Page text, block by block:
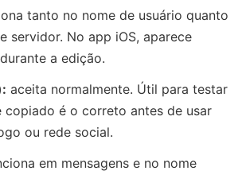
tanto no nome de usuário quanto
servidor. No app iOS, aparece
a edição.
aceita normalmente. Útil para testar
copiado é o correto antes de usar
ou rede social.
em mensagens e no nome